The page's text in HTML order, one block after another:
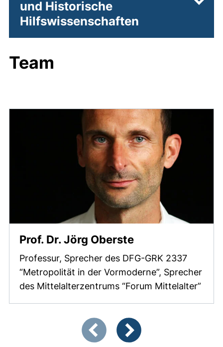
und Historische
Hilfswissenschaften
Team
Prof. Dr. Jörg Oberste
Professur, Sprecher des DFG-GRK 2337
“Metropolität in der Vormoderne”, Sprecher
des Mittelalterzentrums “Forum Mittelalter”
Zeigt Folie 1 von 2